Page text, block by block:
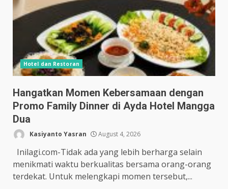
Hotel dan Restoran
Hangatkan Momen Kebersamaan dengan
Promo Family Dinner di Ayda Hotel Mangga
Dua
Kasiyanto Yasran August 4, 2026
Inilagi.com-Tidak ada yang lebih berharga selain
menikmati waktu berkualitas bersama orang-orang
terdekat. Untuk melengkapi momen tersebut,...